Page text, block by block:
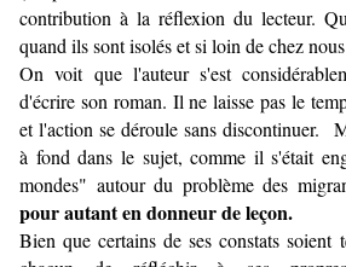
contribution à la réflexion du lecteur.
quand ils sont isolés et si loin de chez
On voit que l'auteur s'est
d'écrire son roman. Il ne laisse pas le
et l'action se déroule sans discontinuer.
à fond dans le sujet, comme il s'était
mondes" autour du problème des
pour autant en donneur de leçon.
Bien que certains de ses constats